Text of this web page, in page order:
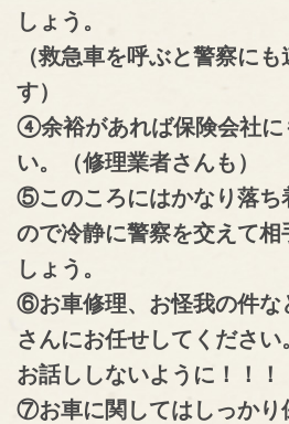
しょう。
（救急車を呼ぶと警察に
す）
④余裕があれば保険会社に
い。（修理業者さんも）
⑤このころにはかなり落ち
ので冷静に警察を交えて相
しょう。
⑥お車修理、お怪我の件な
さんにお任せしてくださ
お話ししないように！！！
⑦お車に関してはしっかり